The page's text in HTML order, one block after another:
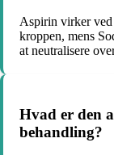
Aspirin virker ved
kroppen, mens
at neutralisere
Hvad er den
behandling?